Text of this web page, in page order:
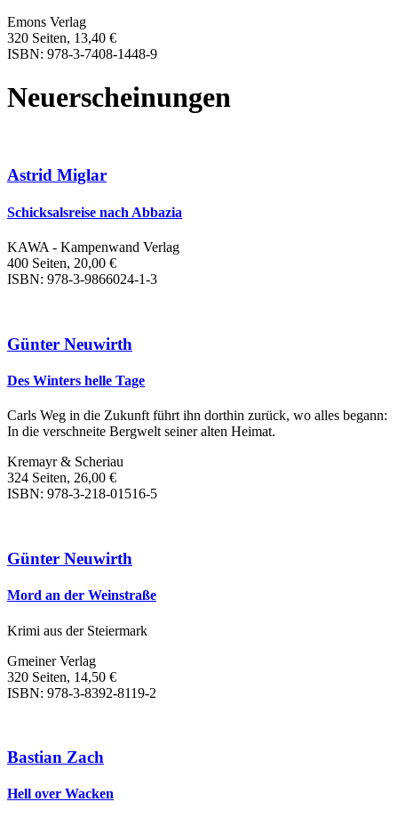
Emons Verlag
320 Seiten, 13,40 €
ISBN: 978-3-7408-1448-9
Neuerscheinungen
Astrid Miglar
Schicksalsreise nach Abbazia
KAWA - Kampenwand Verlag
400 Seiten, 20,00 €
ISBN: 978-3-9866024-1-3
Günter Neuwirth
Des Winters helle Tage
Carls Weg in die Zukunft führt ihn dorthin zurück, wo alles begann:
In die verschneite Bergwelt seiner alten Heimat.
Kremayr & Scheriau
324 Seiten, 26,00 €
ISBN: 978-3-218-01516-5
Günter Neuwirth
Mord an der Weinstraße
Krimi aus der Steiermark
Gmeiner Verlag
320 Seiten, 14,50 €
ISBN: 978-3-8392-8119-2
Bastian Zach
Hell over Wacken